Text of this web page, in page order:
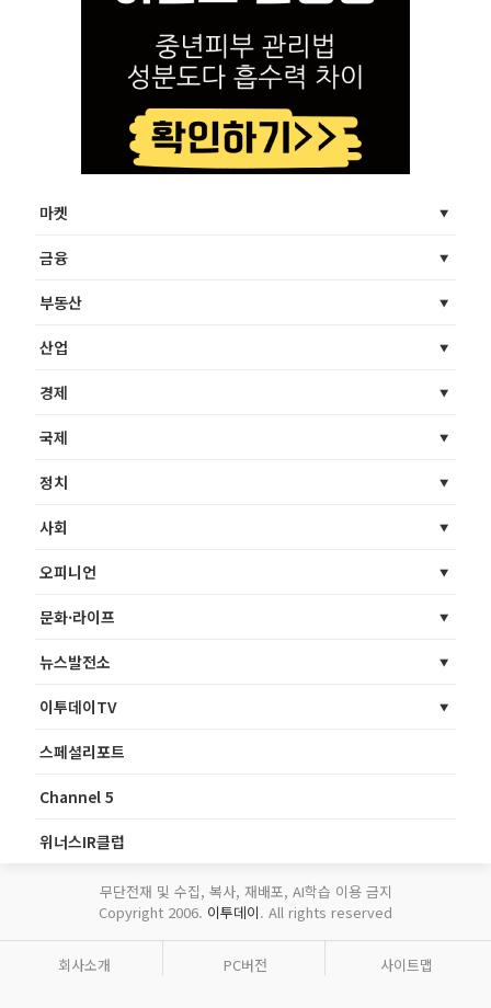
마켓
금융
부동산
산업
경제
국제
정치
사회
오피니언
문화·라이프
뉴스발전소
이투데이TV
스페셜리포트
Channel 5
위너스IR클럽
무단전재 및 수집, 복사, 재배포, AI학습 이용 금지
Copyright 2006. 이투데이. All rights reserved
회사소개 PC버전 사이트맵